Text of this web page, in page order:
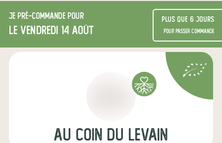
Je pré-commande pour
le vendredi 14 août
Plus que 6 jours
pour passer commande
Au Coin du Levain